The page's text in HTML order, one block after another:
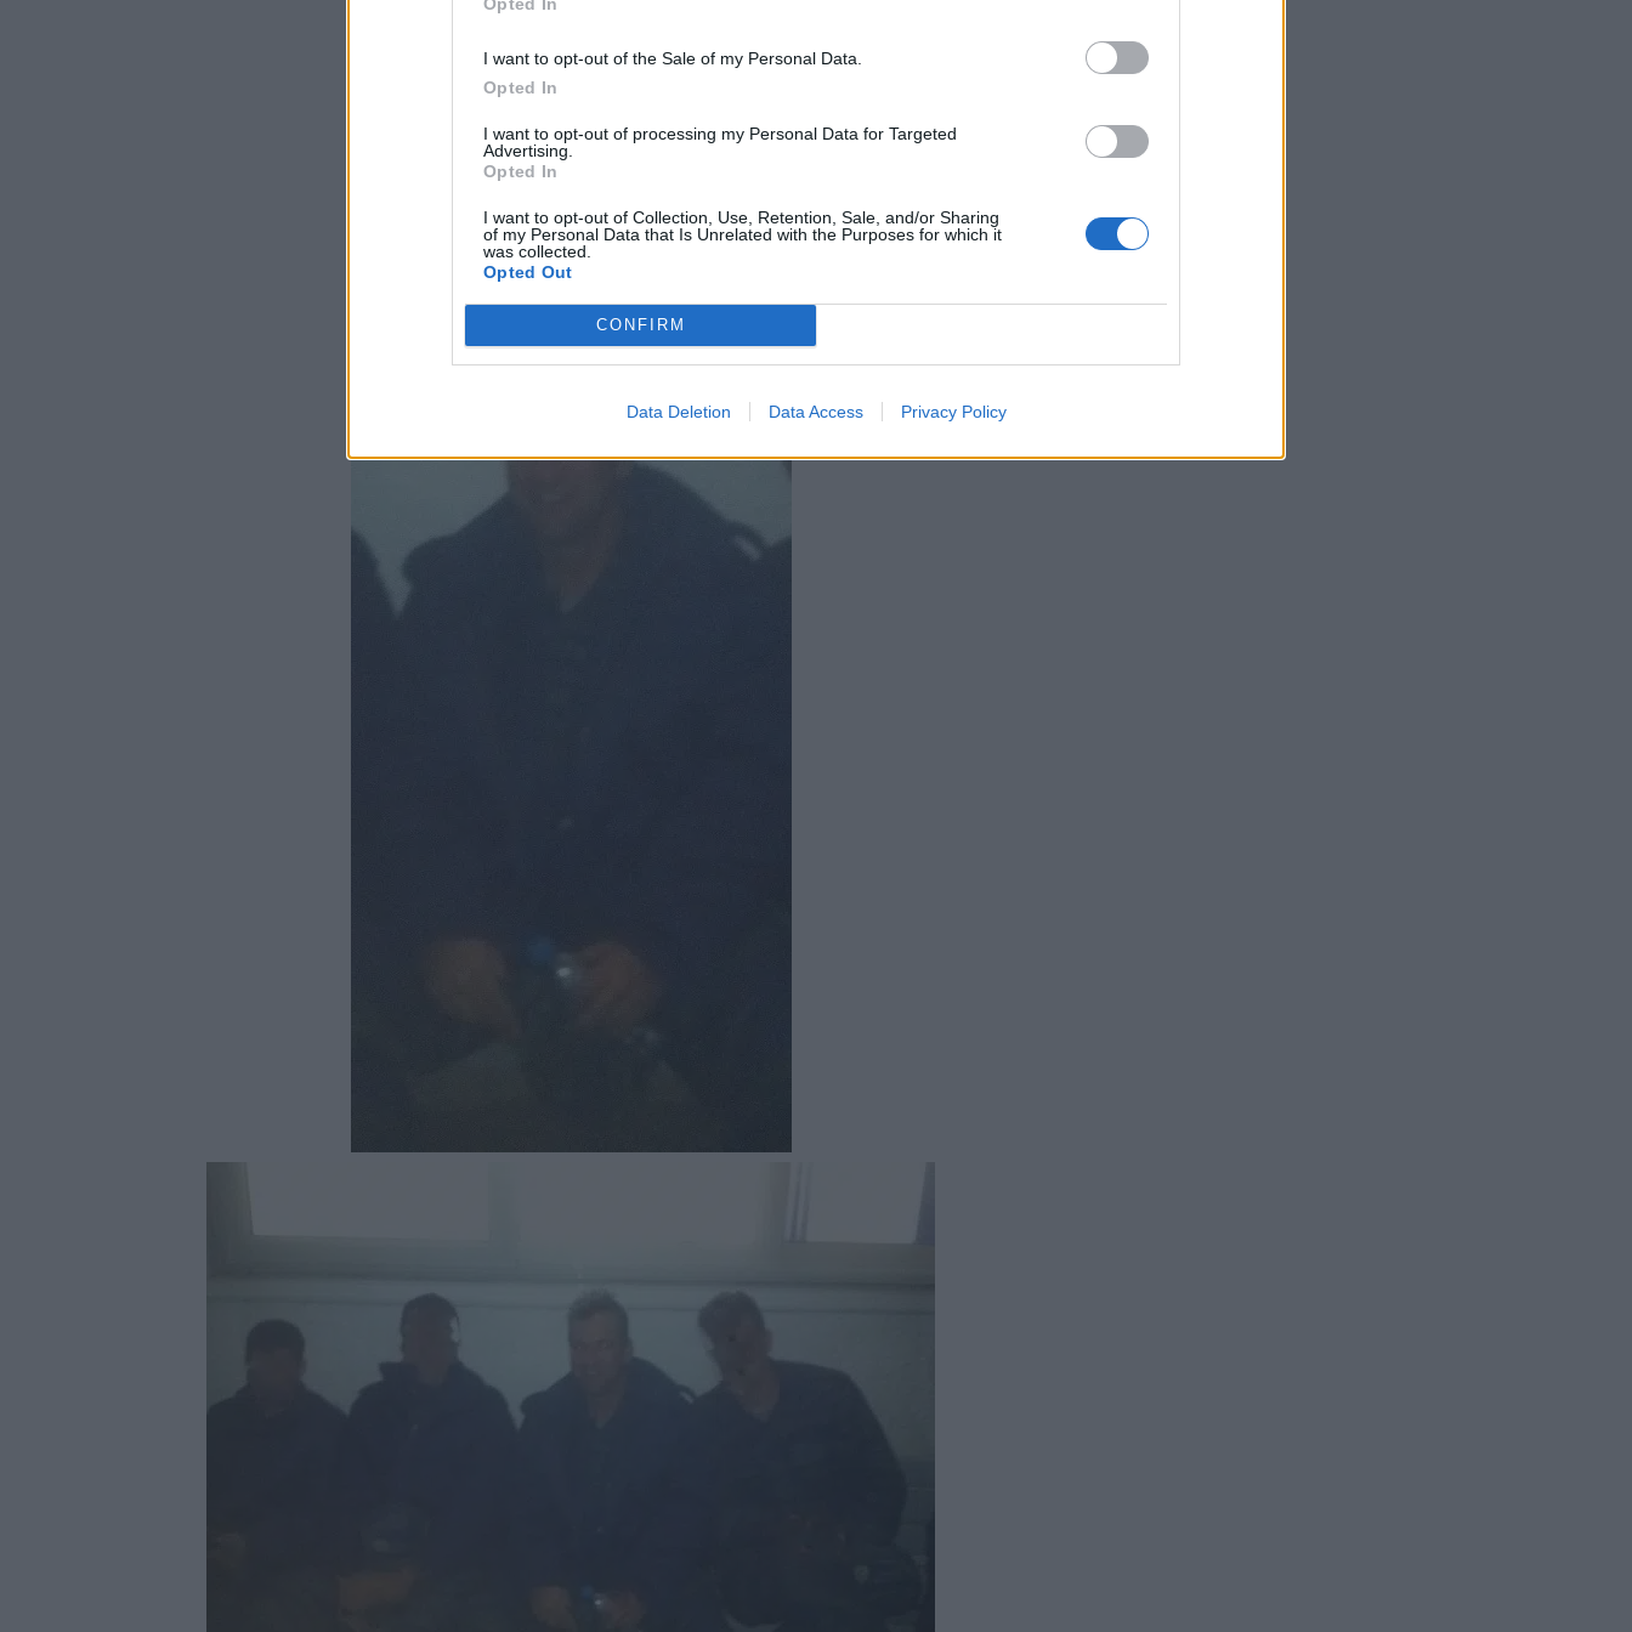
I want to opt-out of the Sale of my Personal Data.
Opted In
I want to opt-out of processing my Personal Data for Targeted
Advertising.
Opted In
I want to opt-out of Collection, Use, Retention, Sale, and/or Sharing
of my Personal Data that Is Unrelated with the Purposes for which it
was collected.
Opted Out
CONFIRM
Data Deletion Data Access Privacy Policy